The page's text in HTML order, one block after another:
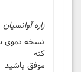
زاره آوانسیان
نسخه دموی
کنه
موفق باشید